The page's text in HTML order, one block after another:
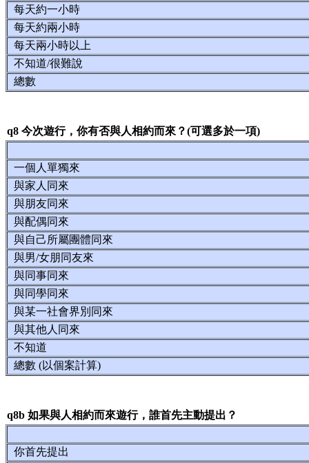
每天約一小時
每天約兩小時
每天兩小時以上
不知道/很難說
總數
q8 今次遊行，你有否與人相約而來？(可選多於一項)
一個人單獨來
與家人同來
與朋友同來
與配偶同來
與自己所屬團體同來
與男/女朋同友來
與同事同來
與同學同來
與某一社會界別同來
與其他人同來
不知道
總數 (以個案計算)
q8b 如果與人相約而來遊行，誰首先主動提出？
你首先提出